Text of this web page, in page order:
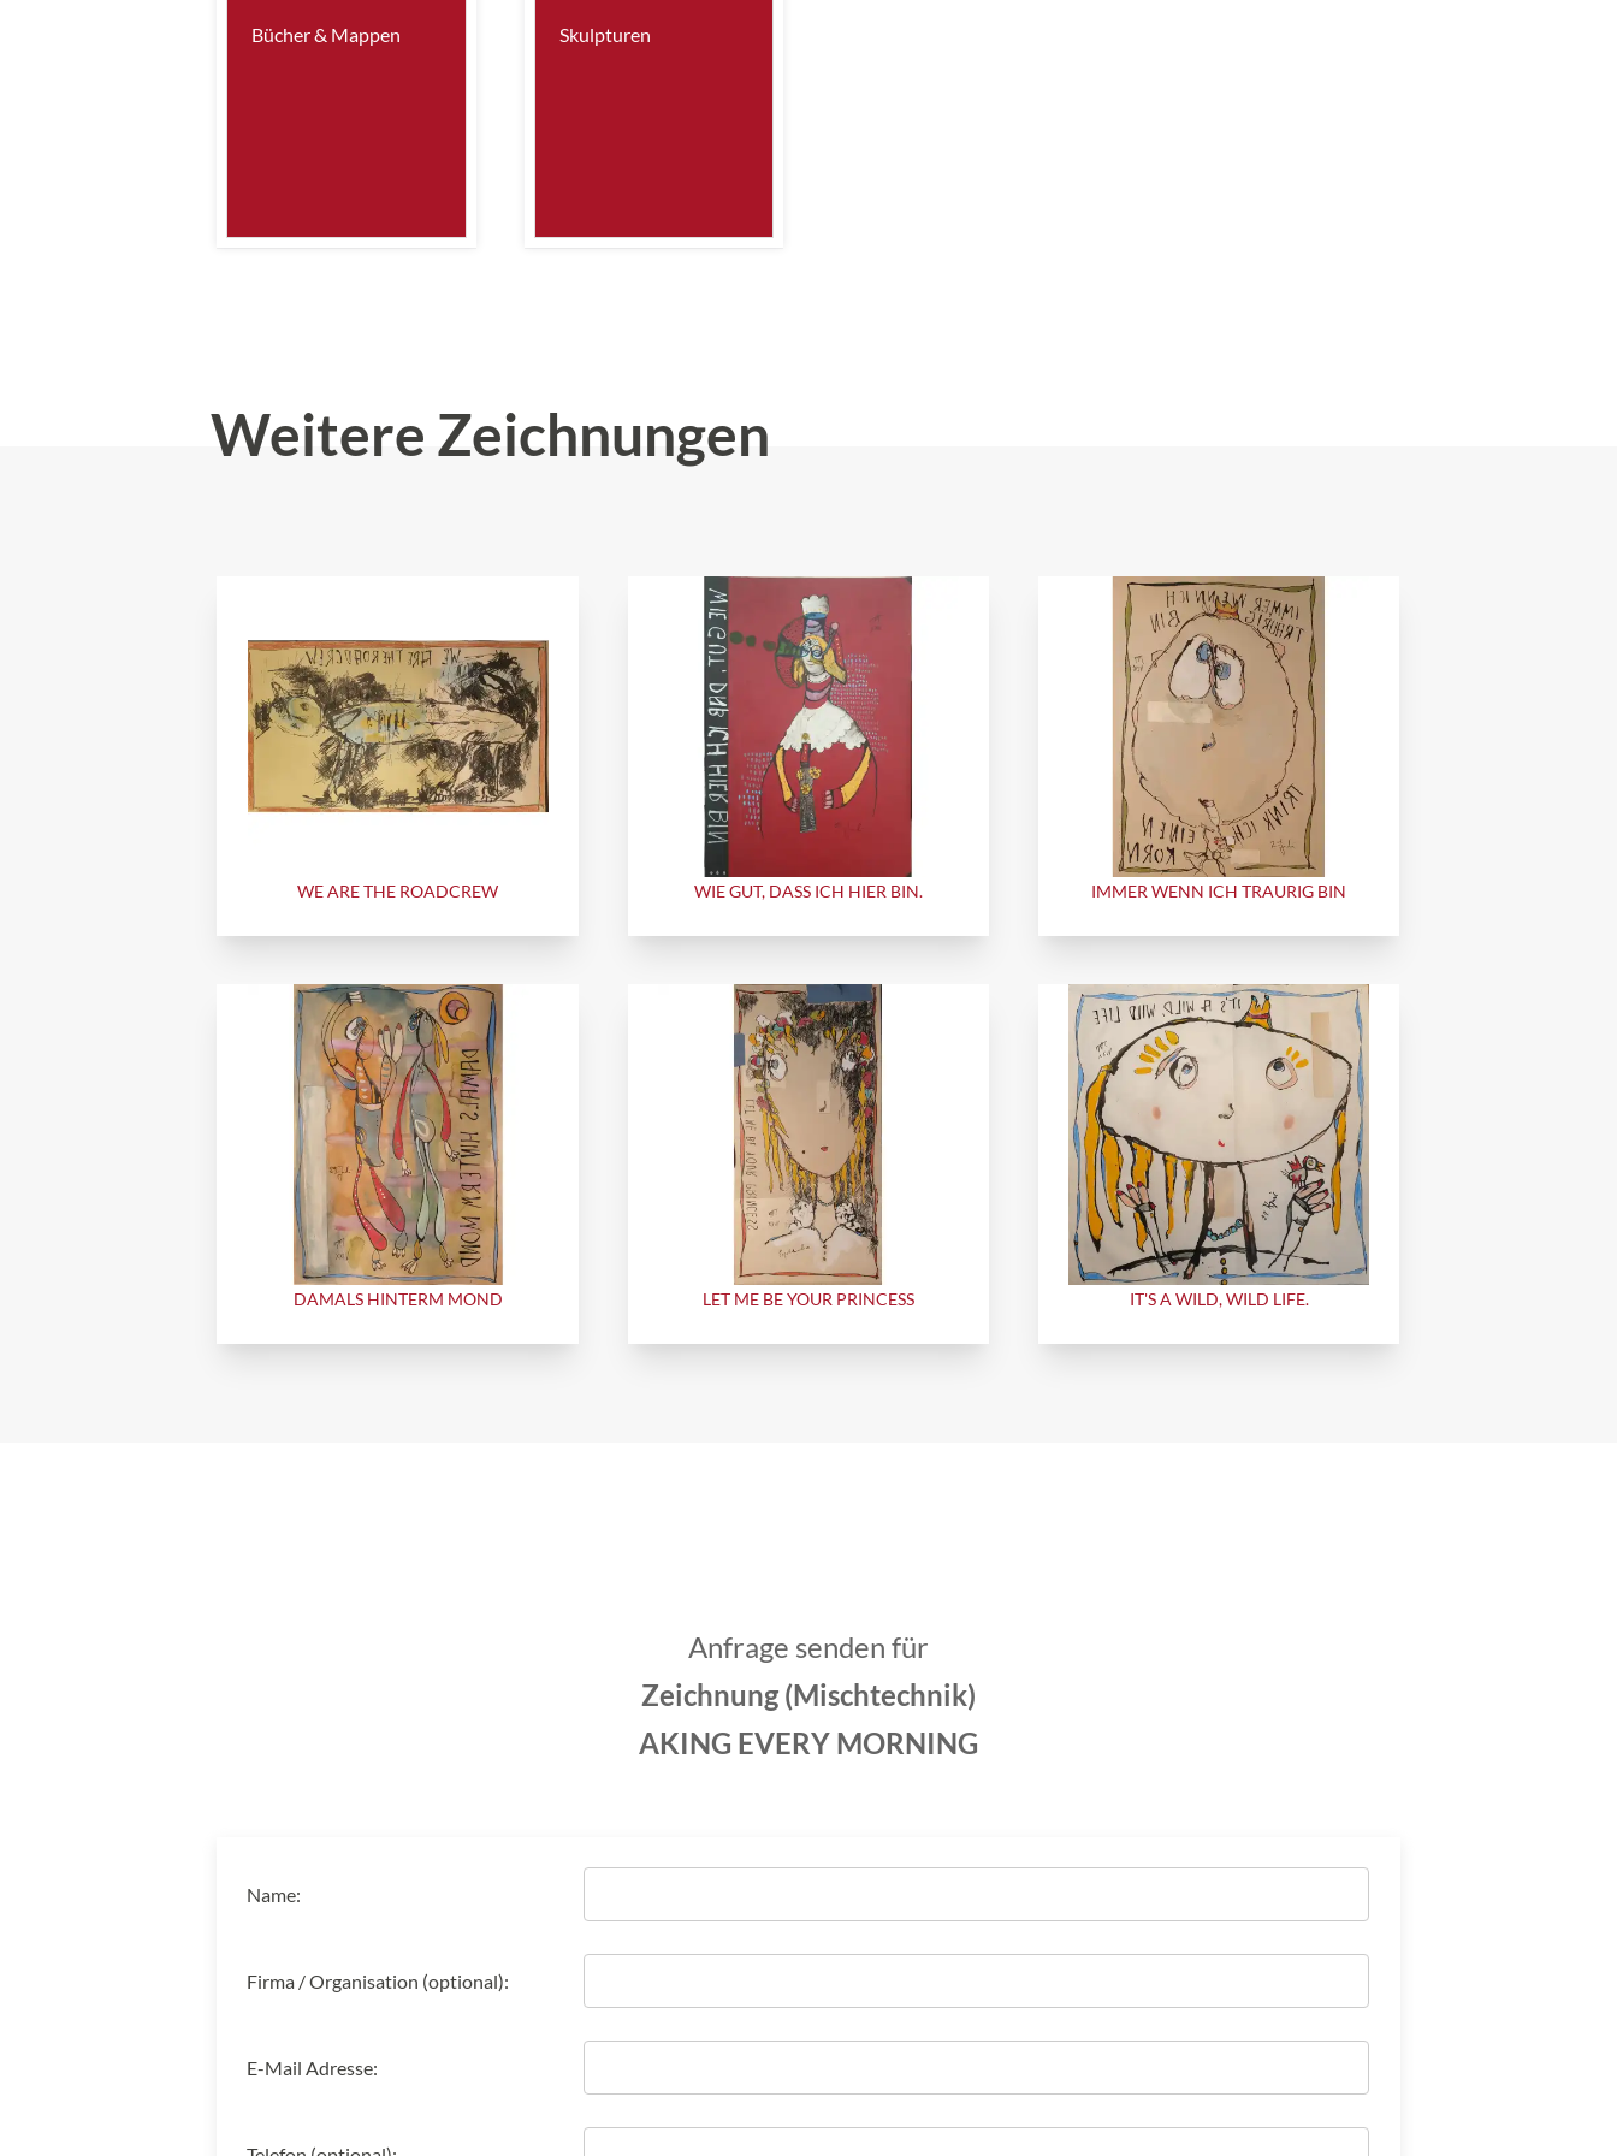
Bücher & Mappen Skulpturen
Weitere Zeichnungen
WE ARE THE ROADCREW WIE GUT, DASS ICH HIER BIN. IMMER WENN ICH TRAURIG BIN
DAMALS HINTERM MOND LET ME BE YOUR PRINCESS IT'S A WILD, WILD LIFE.
Anfrage senden für
Zeichnung (Mischtechnik)
AKING EVERY MORNING
Name:
Firma / Organisation (optional):
E-Mail Adresse: